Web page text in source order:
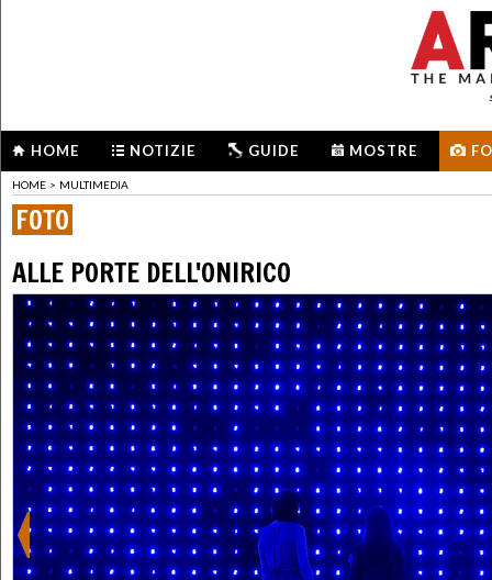
HOME NOTIZIE GUIDE MOSTRE
HOME > MULTIMEDIA
FOTO
ALLE PORTE DELL'ONIRICO